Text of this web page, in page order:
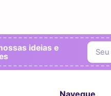
ideias e